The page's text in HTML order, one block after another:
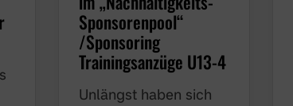
Sponsorenpool“
/Sponsoring
Trainingsanzüge U13-4
Unlängst haben sich